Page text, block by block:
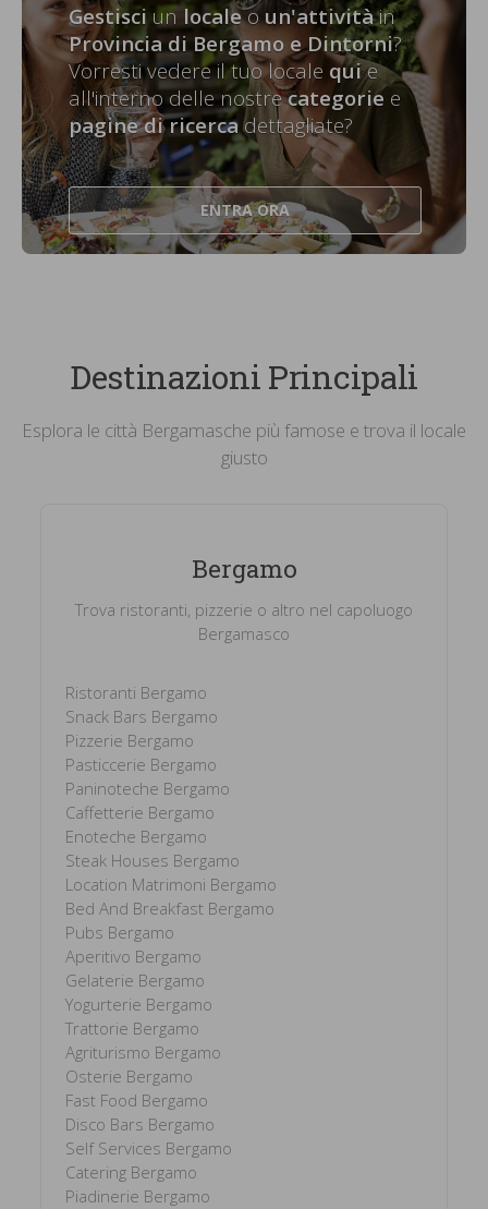
Gestisciun localeo un'attivitàin
Provincia di Bergamo e Dintorni?
Vorresti vedere il tuo locale quie
all'interno delle nostrecategorie e
pagine di ricercadettagliate?
ENTRA ORA
Destinazioni Principali
Esplora le città Bergamasche più famose e trova il locale
giusto
Bergamo
Trova ristoranti, pizzerie o altro nel capoluogo
Bergamasco
Ristoranti Bergamo
Snack Bars Bergamo
Pizzerie Bergamo
Pasticcerie Bergamo
Paninoteche Bergamo
Caffetterie Bergamo
Enoteche Bergamo
Steak Houses Bergamo
Location Matrimoni Bergamo
Bed And Breakfast Bergamo
Pubs Bergamo
Aperitivo Bergamo
Gelaterie Bergamo
Yogurterie Bergamo
Trattorie Bergamo
Agriturismo Bergamo
Osterie Bergamo
Fast Food Bergamo
Disco Bars Bergamo
Self Services Bergamo
Catering Bergamo
Piadinerie Bergamo